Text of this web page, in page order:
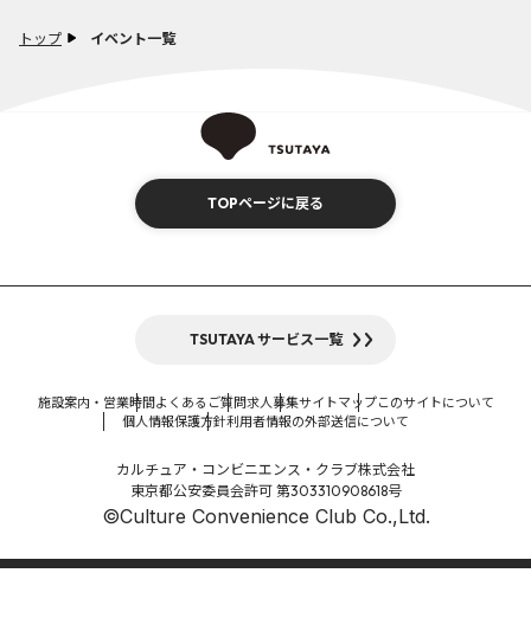
トップ イベント一覧
TOPページに戻る
TSUTAYA サービス一覧
施設案内・営業時間よくあるご質問求人募集サイトマップこのサイトについて
個人情報保護方針利用者情報の外部送信について
カルチュア・コンビニエンス・クラブ株式会社
東京都公安委員会許可 第303310908618号
©Culture Convenience Club Co.,Ltd.